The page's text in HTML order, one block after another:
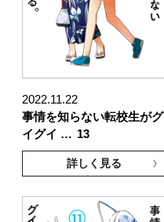
2022.11.22
事情を知らない転校生がグ
イグイ … 13
詳しく見る